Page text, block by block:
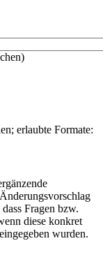
erlaubte Formate:
Fragen bzw.
diese konkret
wurden.